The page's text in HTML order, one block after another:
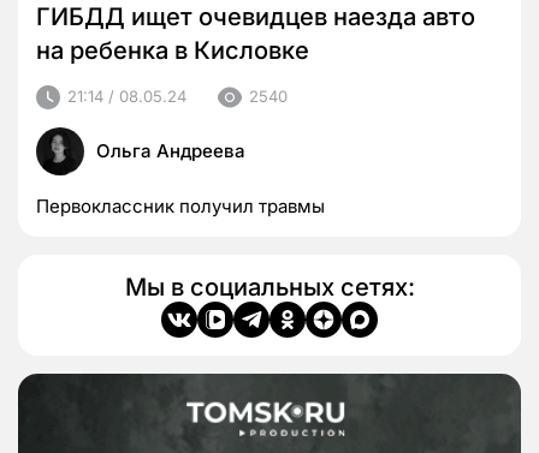
ГИБДД ищет очевидцев наезда авто
на ребенка в Кисловке
21:14 / 08.05.24 2540
Ольга Андреева
Первоклассник получил травмы
Мы в социальных сетях: